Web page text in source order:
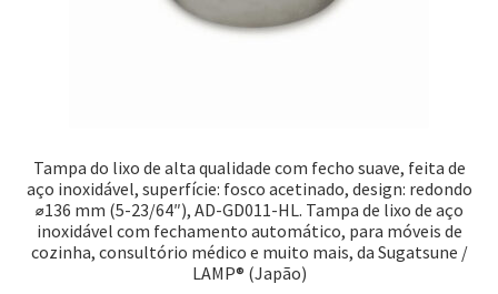
Tampa do lixo de alta qualidade com fecho suave, feita de
aço inoxidável, superfície: fosco acetinado, design: redondo
⌀136 mm (5-23/64″), AD-GD011-HL. Tampa de lixo de aço
inoxidável com fechamento automático, para móveis de
cozinha, consultório médico e muito mais, da Sugatsune /
LAMP® (Japão)